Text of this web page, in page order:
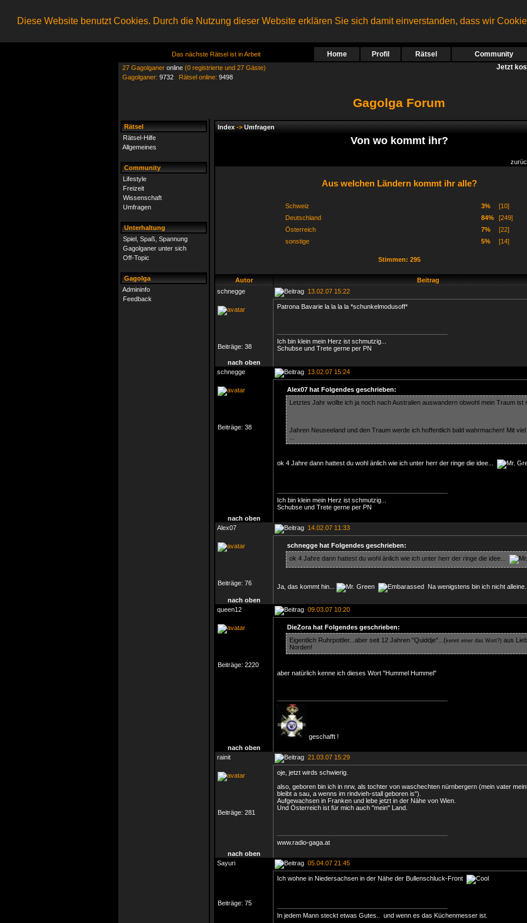
Diese Website benutzt Cookies. Durch die Nutzung dieser Website erklären Sie sich damit einverstanden, dass wir
Das nächste Rätsel ist in Arbeit Home Profil Rätsel Community
27 Gagolganer online (0 registrierte und 27 Gäste)
Gagolganer: 9732 Rätsel online: 9498
Jetzt
Gagolga Forum
Rätsel
Rätsel-Hilfe
Allgemeines
Community
Lifestyle
Freizeit
Wissenschaft
Umfragen
Unterhaltung
Spiel, Spaß, Spannung
Gagolganer unter sich
Off-Topic
Gagolga
Admininfo
Feedback
Index -> Umfragen
Von wo kommt ihr?
Aus welchen Ländern kommt ihr alle?
Schweiz 3%
[10]
Deutschland
84%
[249]
Österreich
7%
[22]
sonstige
5% [14]
Stimmen: 295
Autor
Beitrag
schnegge
13.02.07 15:22
Beiträge: 38
Patrona Bavarie la la la la *schunkelmodusoff*
Ich bin klein mein Herz ist schmutzig...
Schubse und Trete gerne per PN
nach oben
schnegge
13.02.07 15:24
Beiträge: 38
Alex07 hat Folgendes geschrieben:
Letztes Jahr wollte ich ja noch nach Australien auswandern obwohl mein Traum ist
Jahren Neuseeland und den Traum werde ich hoffentlich bald wahrmachen! Mit viel
ok 4 Jahre dann hattest du wohl änlich wie ich unter herr der ringe die idee...
Ich bin klein mein Herz ist schmutzig...
Schubse und Trete gerne per PN
nach oben
Alex07
14.02.07 11:33
Beiträge: 76
schnegge hat Folgendes geschrieben:
ok 4 Jahre dann hattest du wohl änlich wie ich unter herr der ringe die idee...
Ja, das kommt hin...
Na wenigstens bin ich nicht alleine...
nach oben
queen12
09.03.07 10:20
Beiträge: 2220
DieZora hat Folgendes geschrieben:
Eigentlich Ruhrpottler...aber seit 12 Jahren "Quiddje"...( kennt einer das Wort?) aus
Norden!
aber natürlich kenne ich dieses Wort "Hummel Hummel"
geschafft !
nach oben
rainit
21.03.07 15:29
Beiträge: 281
oje, jetzt wirds schwierig.
also, geboren bin ich in nrw, als tochter von waschechten nürnbergern (mein vater
bleibt a sau, a wenns im rindvieh-stall geboren is").
Aufgewachsen in Franken und lebe jetzt in der Nähe von Wien.
Und Österreich ist für mich auch "mein" Land.
www.radio-gaga.at
nach oben
Sayuri
05.04.07 21:45
Beiträge: 75
Ich wohne in Niedersachsen in der Nähe der Bullenschluck-Front
In jedem Mann steckt etwas Gutes.. und wenn es das Küchenmesser ist.